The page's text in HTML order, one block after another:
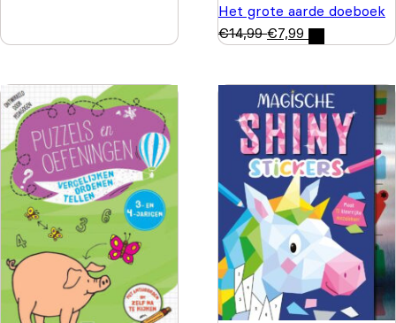
Het grote aarde doeboek
€14,99 €7,99